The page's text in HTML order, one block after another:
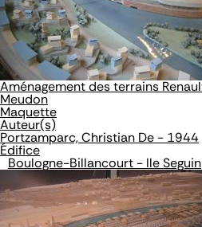
Aménagement des terrains
Meudon
Maquette
Auteur(s)
Portzamparc, Christian De - 1944
Édifice
Boulogne-Billancourt - Ile Seguin